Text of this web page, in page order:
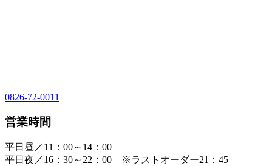
0826-72-0011
営業時間
平日昼／11：00～14：00
平日夜／16：30～22：00 ※ラストオーダー21：45